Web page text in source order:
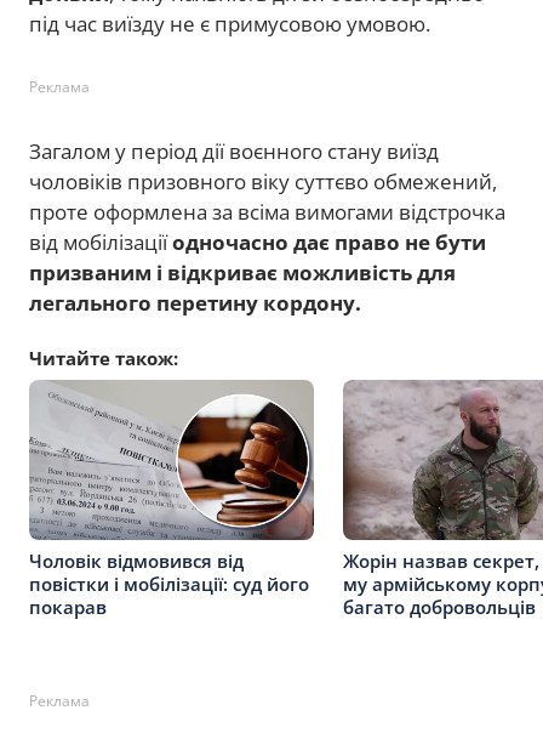
під час виїзду не є примусовою умовою.
Реклама
Загалом у період дії воєнного стану виїзд
чоловіків призовного віку суттєво обмежений,
проте оформлена за всіма вимогами відстрочка
від мобілізаціїодночасно дає право не бути
призваним і відкриває можливість для
легального перетину кордону.
Читайте також:
Чоловік відмовився від
повістки і мобілізації: суд його
покарав
Жорін назвав
му армійському
багато добровольців
Реклама